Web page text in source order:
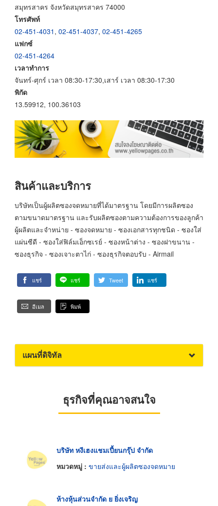
สมุทรสาคร จังหวัดสมุทรสาคร 74000
โทรศัพท์
02-451-4031 , 02-451-4037, 02-451-4265
แฟกซ์
02-451-4264
เวลาทำการ
จันทร์-ศุกร์ เวลา 08:30-17:30,เสาร์ เวลา 08:30-17:30
พิกัด
13.59912, 100.36103
สินค้าและบริการ
บริษัทเป็นผู้ผลิตซองจดหมายที่ได้มาตรฐาน โดยมีการผลิตซอง
ตามขนาดมาตรฐาน และรับผลิตซองตามความต้องการของลูกค้า
ผู้ผลิตและจำหน่าย - ซองจดหมาย - ซองเอกสารทุกชนิด - ซองใส่
แผ่นซีดี - ซองใส่ฟิล์มเอ็กซเรย์ - ซองหน้าต่าง - ซองฝาขนาน -
ซองธุรกิจ - ซองเจาะตาไก่ - ซองธุรกิจตอบรับ - Airmail
แชร์ แชร์ Tweet แชร์
อีเมล พิมพ์
แผนที่ดิจิทัล
ธุรกิจที่คุณอาจสนใจ
บริษัท หงีเฮงแชมเปี้ยนกรุ๊ป จำกัด
หมวดหมู่ : ขายส่งและผู้ผลิตซองจดหมาย
ห้างหุ้นส่วนจำกัด ย ยิ่งเจริญ